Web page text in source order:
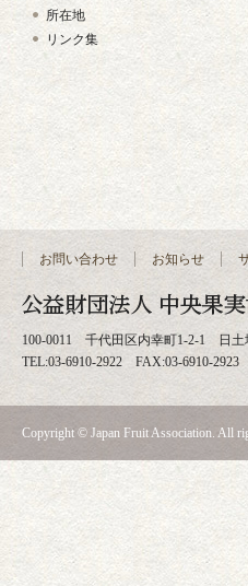
所在地
リンク集
お問い合わせ お知らせ
100-0011 千代田区内幸町1-2-1 日土
TEL:03-6910-2922 FAX:03-6910-2923
Copyright © Japan Fruit Association. All